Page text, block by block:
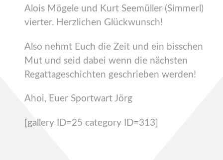
Alois Mögele und Kurt Seemüller (Simmerl)
vierter. Herzlichen Glückwunsch!
Also nehmt Euch die Zeit und ein bisschen
Mut und seid dabei wenn die nächsten
Regattageschichten geschrieben werden!
Ahoi, Euer Sportwart Jörg
[gallery ID=25 category ID=313]